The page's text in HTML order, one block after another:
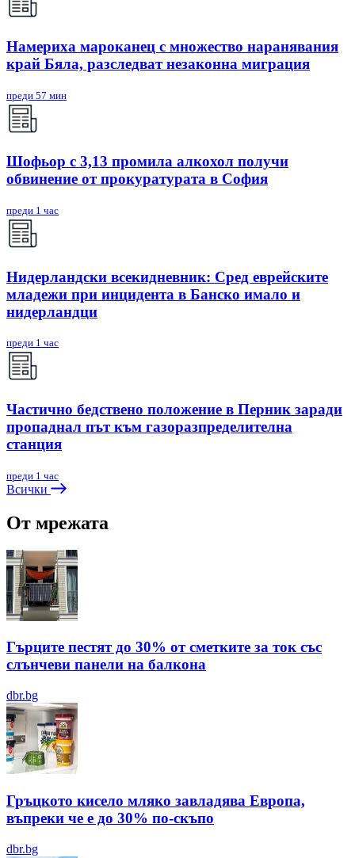
Намериха мароканец с множество наранявания
край Бяла, разследват незаконна миграция
преди 57 мин
Шофьор с 3,13 промила алкохол получи
обвинение от прокуратурата в София
преди 1 час
Нидерландски всекидневник: Сред еврейските
младежи при инцидента в Банско имало и
нидерландци
преди 1 час
Частично бедствено положение в Перник заради
пропаднал път към газоразпределителна
станция
преди 1 час
Всички
От мрежата
Гърците пестят до 30% от сметките за ток със
слънчеви панели на балкона
dbr.bg
Гръцкото кисело мляко завладява Европа,
въпреки че е до 30% по-скъпо
dbr.bg